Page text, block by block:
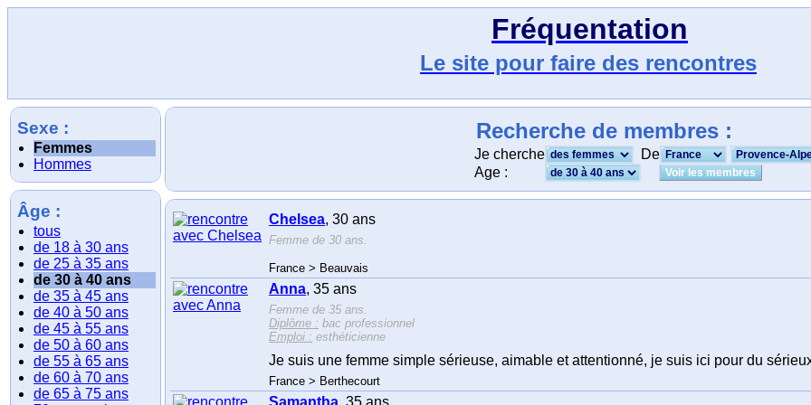
Fréquentation
Le site pour faire des rencontres
Sexe :
Femmes
Hommes
Âge :
tous
de 18 à 30 ans
de 25 à 35 ans
de 30 à 40 ans
de 35 à 45 ans
de 40 à 50 ans
de 45 à 55 ans
de 50 à 60 ans
de 55 à 65 ans
de 60 à 70 ans
de 65 à 75 ans
Recherche de membres :
Je cherche
De
Age :
Chelsea, 30 ans
Femme de 30 ans.
France > Beauvais
Anna, 35 ans
Femme de 35 ans.
Diplôme : bac professionnel
Emploi : esthéticienne
Je suis une femme simple sérieuse, aimable et attentionné, je suis ici pour du
France > Berthecourt
Samantha , 35 ans